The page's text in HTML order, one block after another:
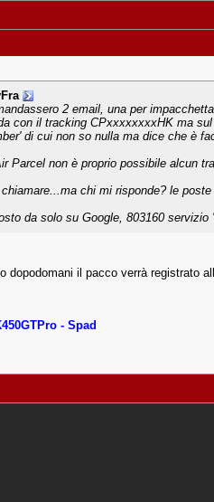
2 email, una per
con il tracking CPxxxxxxxxHK ma
di cui non so nulla ma dice che è
Parcel non è proprio possibile alcun
chi mi risponde? le
da solo su Google, 803160 servizio
dopodomani il pacco verrà registrato
- Spad